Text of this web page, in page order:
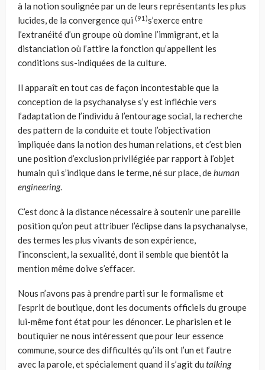
à la notion soulignée par un de leurs représentants les plus
lucides, de la convergence qui (91)s’exerce entre
l’extranéité d’un groupe où domine l’immigrant, et la
distanciation où l’attire la fonction qu’appellent les
conditions sus-indiquées de la culture.
Il apparaît en tout cas de façon incontestable que la
conception de la psychanalyse s’y est infléchie vers
l’adaptation de l’individu à l’entourage social, la recherche
des pattern de la conduite et toute l’objectivation
impliquée dans la notion des human relations, et c’est bien
une position d’exclusion privilégiée par rapport à l’objet
humain qui s’indique dans le terme, né sur place, dehuman
engineering.
C’est donc à la distance nécessaire à soutenir une pareille
position qu’on peut attribuer l’éclipse dans la psychanalyse,
des termes les plus vivants de son expérience,
l’inconscient, la sexualité, dont il semble que bientôt la
mention même doive s’effacer.
Nous n’avons pas à prendre parti sur le formalisme et
l’esprit de boutique, dont les documents officiels du groupe
lui-même font état pour les dénoncer. Le pharisien et le
boutiquier ne nous intéressent que pour leur essence
commune, source des difficultés qu’ils ont l’un et l’autre
avec la parole, et spécialement quand il s’agit du talking